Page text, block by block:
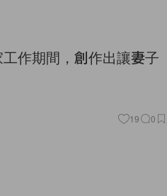
作期間，創作出讓妻子
19 0